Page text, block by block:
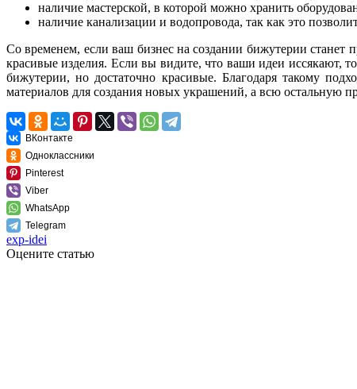
наличие мастерской, в которой можно хранить
наличие канализации и водопровода, так как это
Со временем, если ваш бизнес на создании бижутерии станет
красивые изделия. Если вы видите, что ваши идеи иссякают,
бижутерии, но достаточно красивые. Благодаря такому
материалов для создания новых украшений, а всю остальную
ВКонтакте
Одноклассники
Pinterest
Viber
WhatsApp
Telegram
exp-idei
Оцените статью